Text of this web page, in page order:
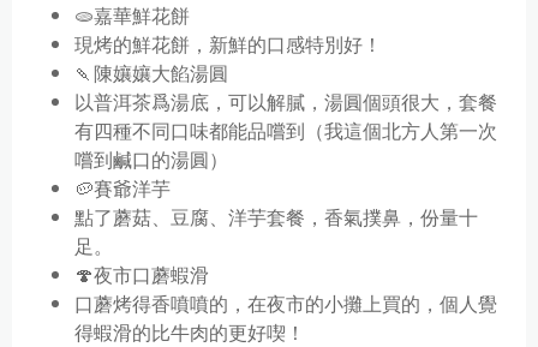
🫓嘉華鮮花餅
現烤的鮮花餅，新鮮的口感特別好！
🍡陳孃孃大餡湯圓
以普洱茶爲湯底，可以解膩，湯圓個頭很大，套餐
有四種不同口味都能品嚐到（我這個北方人第一次
嚐到鹹口的湯圓）
🥔賽爺洋芋
點了蘑菇、豆腐、洋芋套餐，香氣撲鼻，份量十
足。
🍄夜市口蘑蝦滑
口蘑烤得香噴噴的，在夜市的小攤上買的，個人覺
得蝦滑的比牛肉的更好喫！